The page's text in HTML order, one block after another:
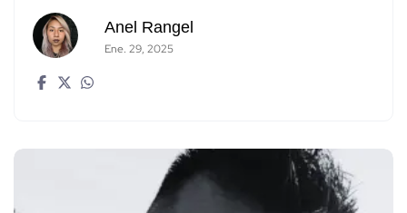
Anel Rangel
Ene. 29, 2025